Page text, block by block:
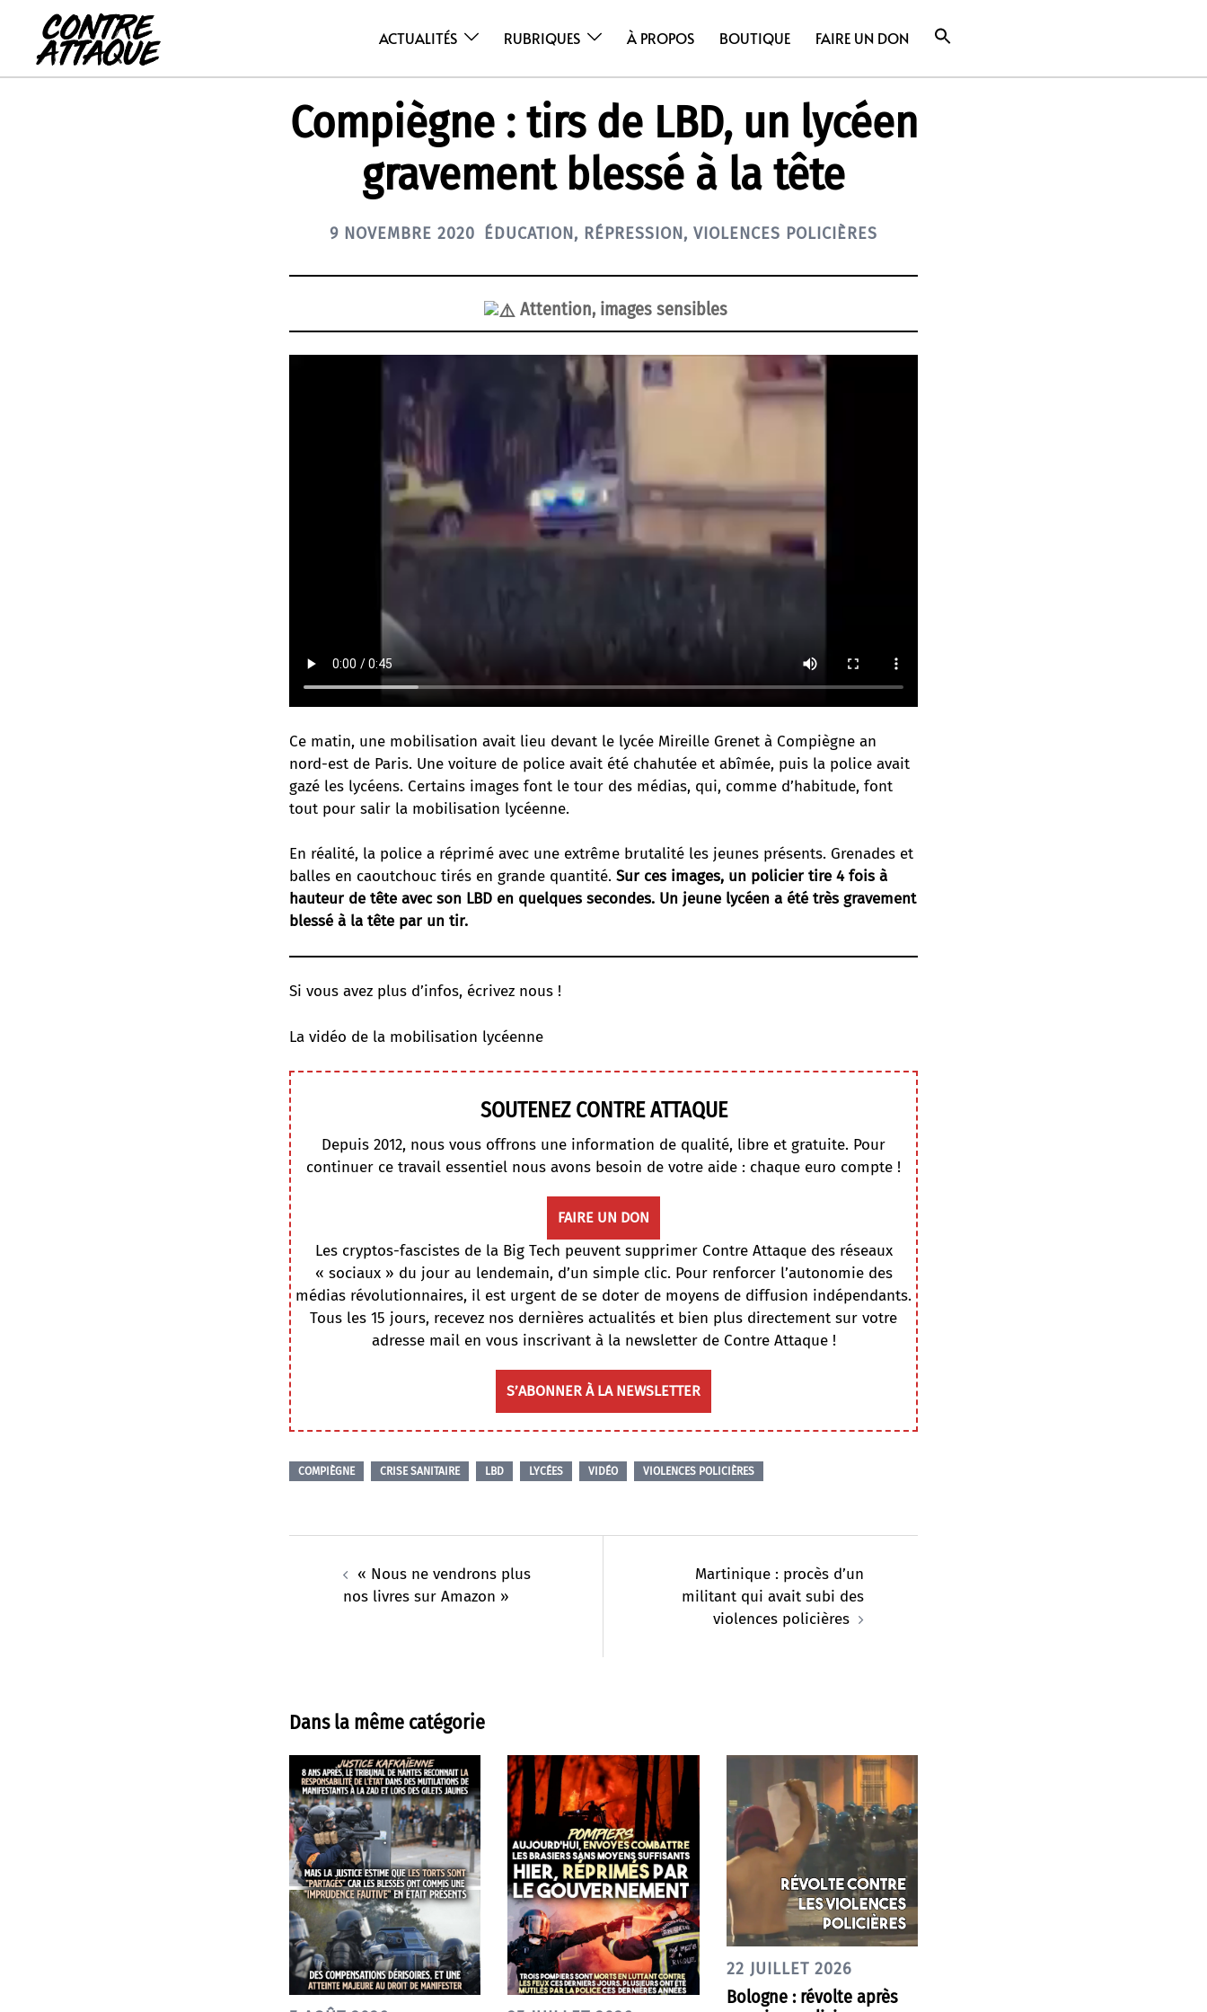
contenu
ACTUALITÉS RUBRIQUES À PROPOS BOUTIQUE FAIRE UN DON
Compiègne : tirs de LBD, un lycéen
gravement blessé à la tête
9 NOVEMBRE 2020 ÉDUCATION, RÉPRESSION, VIOLENCES POLICIÈRES
Attention, images sensibles
Ce matin, une mobilisation avait lieu devant le lycée Mireille Grenet à Compiègne an
nord-est de Paris. Une voiture de police avait été chahutée et abîmée, puis la police avait
gazé les lycéens. Certains images font le tour des médias, qui, comme d’habitude, font
tout pour salir la mobilisation lycéenne.
En réalité, la police a réprimé avec une extrême brutalité les jeunes présents. Grenades et
balles en caoutchouc tirés en grande quantité. Sur ces images, un policier tire 4 fois à
hauteur de tête avec son LBD en quelques secondes. Un jeune lycéen a été très gravement
blessé à la tête par un tir.
Si vous avez plus d’infos, écrivez nous !
La vidéo de la mobilisation lycéenne
SOUTENEZ CONTRE ATTAQUE
Depuis 2012, nous vous offrons une information de qualité, libre et gratuite. Pour
continuer ce travail essentiel nous avons besoin de votre aide : chaque euro compte !
FAIRE UN DON
Les cryptos-fascistes de la Big Tech peuvent supprimer Contre Attaque des réseaux
« sociaux » du jour au lendemain, d’un simple clic. Pour renforcer l’autonomie des
médias révolutionnaires, il est urgent de se doter de moyens de diffusion indépendants.
Tous les 15 jours, recevez nos dernières actualités et bien plus directement sur votre
adresse mail en vous inscrivant à la newsletter de Contre Attaque !
S’ABONNER À LA NEWSLETTER
COMPIÈGNE CRISE SANITAIRE LBD LYCÉES VIDÉO VIOLENCES POLICIÈRES
d’article« Nous ne vendrons plus
nos livres sur Amazon »
Martinique : procès d’un
militant qui avait subi des
violences policières
Dans la même catégorie
22 JUILLET 2026
Bologne : révolte après